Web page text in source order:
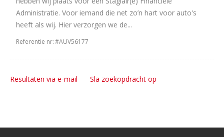
Administratie. Voor iemand die net zo’n hart voor auto's
heeft als wij. Hier verzorgen we de...
Referentie nr:#AUV56177
Resultaten via e-mail Sla zoekopdracht op